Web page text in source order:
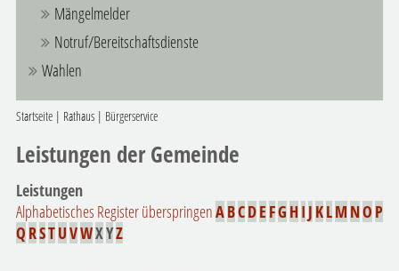
Mängelmelder
Notruf/Bereitschaftsdienste
Wahlen
Startseite| Rathaus| Bürgerservice
Leistungen der Gemeinde
Leistungen
Alphabetisches Register überspringenABCDE FG H I J KLM NO P
Q RSTUVWXYZ